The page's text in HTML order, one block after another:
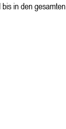
in den gesamten